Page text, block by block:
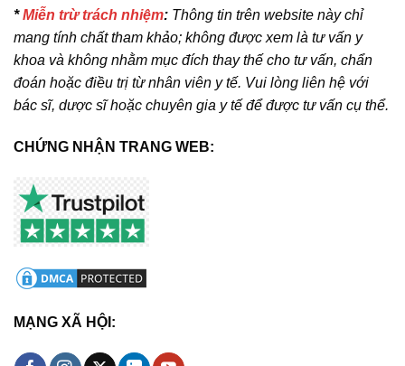
*Miễn trừ trách nhiệm: Thông tin trên website này chỉ
mang tính chất tham khảo; không được xem là tư vấn y
khoa và không nhằm mục đích thay thế cho tư vấn, chẩn
đoán hoặc điều trị từ nhân viên y tế. Vui lòng liên hệ với
bác sĩ, dược sĩ hoặc chuyên gia y tế để được tư vấn cụ thể.
CHỨNG NHẬN TRANG WEB:
MẠNG XÃ HỘI: